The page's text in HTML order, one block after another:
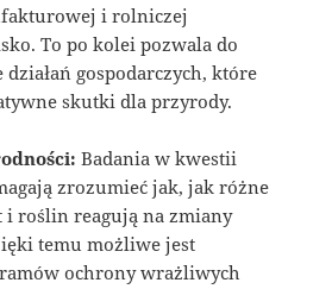
i rolniczej
To po kolei pozwala do
gospodarczych, które
skutki dla przyrody.
Badania w kwestii
zrozumieć jak, jak różne
i roślin reagują na zmiany
temu możliwe jest
ochrony wrażliwych